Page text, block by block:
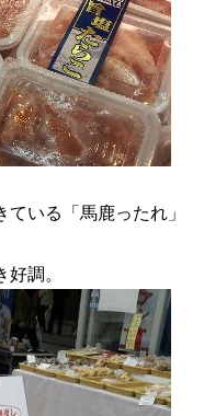
いる「馬鹿ったれ」
調。